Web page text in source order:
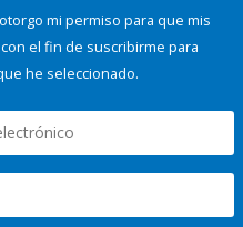
mi permiso para que mis
el fin de suscribirme para
he seleccionado.